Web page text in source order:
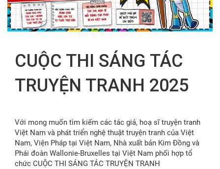
FR
CUỘC THI SÁNG TÁC
TRUYỆN TRANH 2025
Với mong muốn tìm kiếm các tác giả, hoạ sĩ truyện tranh
Việt Nam và phát triển nghệ thuật truyện tranh của Việt
Nam, Viện Pháp tại Việt Nam, Nhà xuất bản Kim Đồng và
Phái đoàn Wallonie-Bruxelles tại Việt Nam phối hợp tổ
chức CUỘC THI SÁNG TÁC TRUYỆN TRANH